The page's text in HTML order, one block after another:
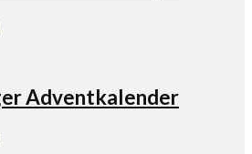
Adventkalender